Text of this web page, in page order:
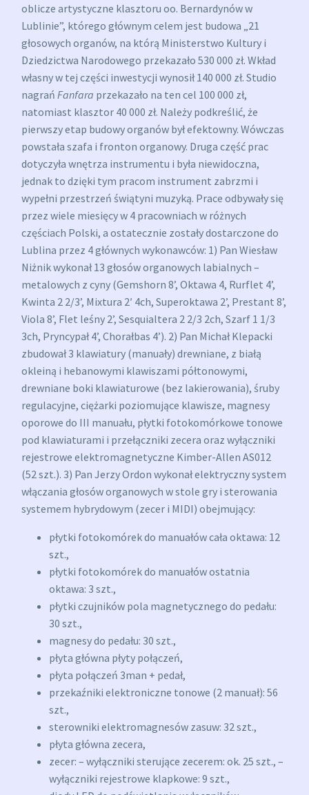
oblicze artystyczne klasztoru oo. Bernardynów w
Lublinie”, którego głównym celem jest budowa „21
głosowych organów, na którą Ministerstwo Kultury i
Dziedzictwa Narodowego przekazało 530 000 zł. Wkład
własny w tej części inwestycji wynosił 140 000 zł. Studio
nagrań Fanfara przekazało na ten cel 100 000 zł,
natomiast klasztor 40 000 zł. Należy podkreślić, że
pierwszy etap budowy organów był efektowny. Wówczas
powstała szafa i fronton organowy. Druga część prac
dotyczyła wnętrza instrumentu i była niewidoczna,
jednak to dzięki tym pracom instrument zabrzmi i
wypełni przestrzeń świątyni muzyką. Prace odbywały się
przez wiele miesięcy w 4 pracowniach w różnych
częściach Polski, a ostatecznie zostały dostarczone do
Lublina przez 4 głównych wykonawców: 1) Pan Wiesław
Niżnik wykonał 13 głosów organowych labialnych –
metalowych z cyny (Gemshorn 8’, Oktawa 4, Rurflet 4’,
Kwinta 2 2/3’, Mixtura 2′ 4ch, Superoktawa 2’, Prestant 8’,
Viola 8’, Flet leśny 2’, Sesquialtera 2 2/3 2ch, Szarf 1 1/3
3ch, Pryncypał 4’, Chorałbas 4’). 2) Pan Michał Klepacki
zbudował 3 klawiatury (manuały) drewniane, z białą
okleiną i hebanowymi klawiszami półtonowymi,
drewniane boki klawiaturowe (bez lakierowania), śruby
regulacyjne, ciężarki poziomujące klawisze, magnesy
oporowe do III manuału, płytki fotokomórkowe tonowe
pod klawiaturami i przełączniki zecera oraz wyłączniki
rejestrowe elektromagnetyczne Kimber-Allen AS012
(52 szt.). 3) Pan Jerzy Ordon wykonał elektryczny system
włączania głosów organowych w stole gry i sterowania
systemem hybrydowym (zecer i MIDI) obejmujący:
płytki fotokomórek do manuałów cała oktawa: 12
szt.,
płytki fotokomórek do manuałów ostatnia
oktawa: 3 szt.,
płytki czujników pola magnetycznego do pedału:
30 szt.,
magnesy do pedału: 30 szt.,
płyta główna płyty połączeń,
płyta połączeń 3man + pedał,
przekaźniki elektroniczne tonowe (2 manuał): 56
szt.,
sterowniki elektromagnesów zasuw: 32 szt.,
płyta główna zecera,
zecer: – wyłączniki sterujące zecerem: ok. 25 szt., –
wyłączniki rejestrowe klapkowe: 9 szt.,